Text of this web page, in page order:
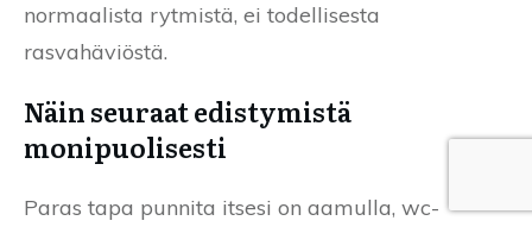
normaalista rytmistä, ei todellisesta
rasvahäviöstä.
Näin seuraat edistymistä
monipuolisesti
Paras tapa punnita itsesi on aamulla, wc-